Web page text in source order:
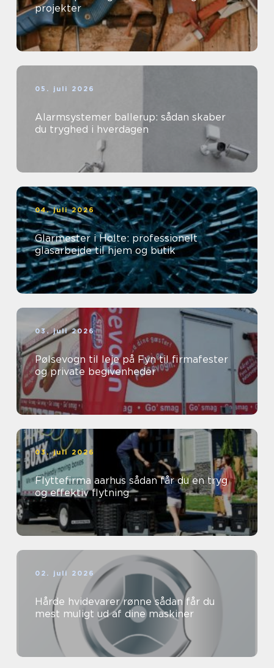
projekter
05. juli 2026
Alarmsystemer ballerup: sådan skaber
du tryghed i hverdagen
04. juli 2026
Glarmester i Holte: professionelt
glasarbejde til hjem og butik
03. juli 2026
Pølsevogn til leje på Fyn til firmafester
og private begivenheder
03. juli 2026
Flyttefirma aarhus sådan får du en tryg
og effektiv flytning
02. juli 2026
Hårde hvidevarer rønne sådan får du
mest muligt ud af dine maskiner